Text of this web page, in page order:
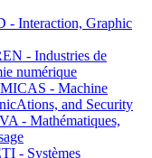
Interaction, Graphic
- Industries de
numérique
- Machine
and Security
- Mathématiques,
- Systèmes